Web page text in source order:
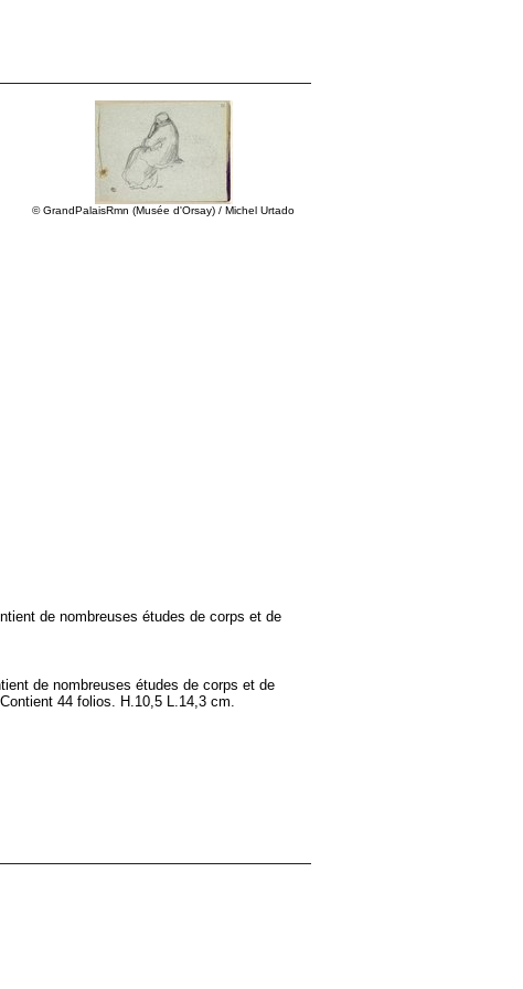
© GrandPalaisRmn (Musée d'Orsay) / Michel Urtado
de nombreuses études de corps et de
de nombreuses études de corps et de
44 folios. H.10,5 L.14,3 cm.